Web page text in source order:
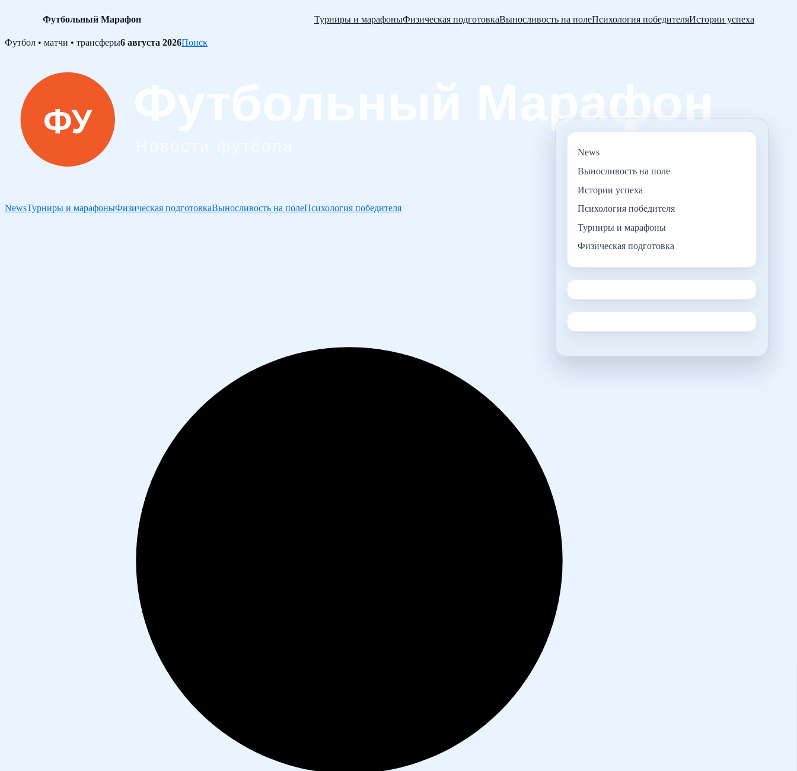
Футбольный Марафон Турниры и марафоныФизическая подготовкаВыносливость на полеПсихология победителяИстории успеха
Skip
Футбол • матчи • трансферы6 августа 2026Поиск
NewsТурниры и марафоныФизическая подготовкаВыносливость на полеПсихология победителя
News
Выносливость на поле
Истории успеха
Психология победителя
Турниры и марафоны
Физическая подготовка